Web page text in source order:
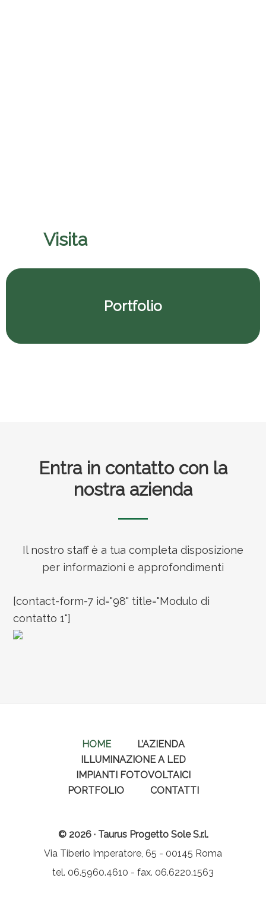
Visitail nostro porfolio
Portfolio
FooterEntra in contatto con la
nostra azienda
Il nostro staff è a tua completa disposizione
per informazioni e approfondimenti
[contact-form-7 id="98" title="Modulo di
contatto 1"]
HOME
L’AZIENDA
ILLUMINAZIONE A LED
IMPIANTI FOTOVOLTAICI
PORTFOLIO
CONTATTI
© 2026 · Taurus Progetto Sole S.r.l.
Via Tiberio Imperatore, 65 - 00145 Roma
tel. 06.5960.4610 - fax. 06.6220.1563